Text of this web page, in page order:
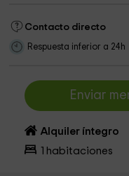
Contacto directo
Respuesta inferior a 24h
Enviar
Alquiler íntegro
habitaciones